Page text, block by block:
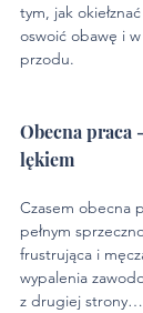
tym, jak
oswoić obawę i
przodu.
Obecna praca
lękiem
Czasem obecna
pełnym
frustrująca i
wypalenia
z drugiej